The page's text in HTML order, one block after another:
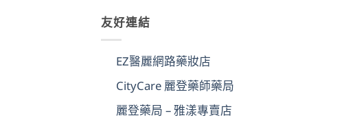
友好連結
EZ醫麗網路藥妝店
CityCare 麗登藥師藥局
麗登藥局 – 雅漾專賣店